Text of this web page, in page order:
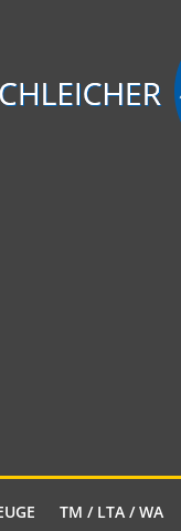
TM / LTA / WA